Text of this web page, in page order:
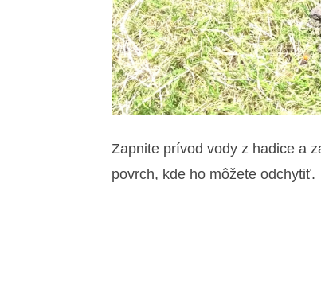
Zapnite prívod vody z hadice a
povrch, kde ho môžete odchytiť.